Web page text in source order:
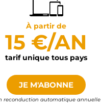
À partir de
15 €/AN
tarif unique tous pays
JE M'ABONNE
reconduction automatique annuelle